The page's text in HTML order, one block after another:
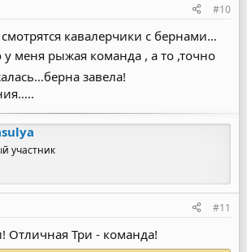
#10
кавалерчики с бернами…
меня рыжая команда , а то ,точно
завела!
участник
#11
Отличная Три - команда!